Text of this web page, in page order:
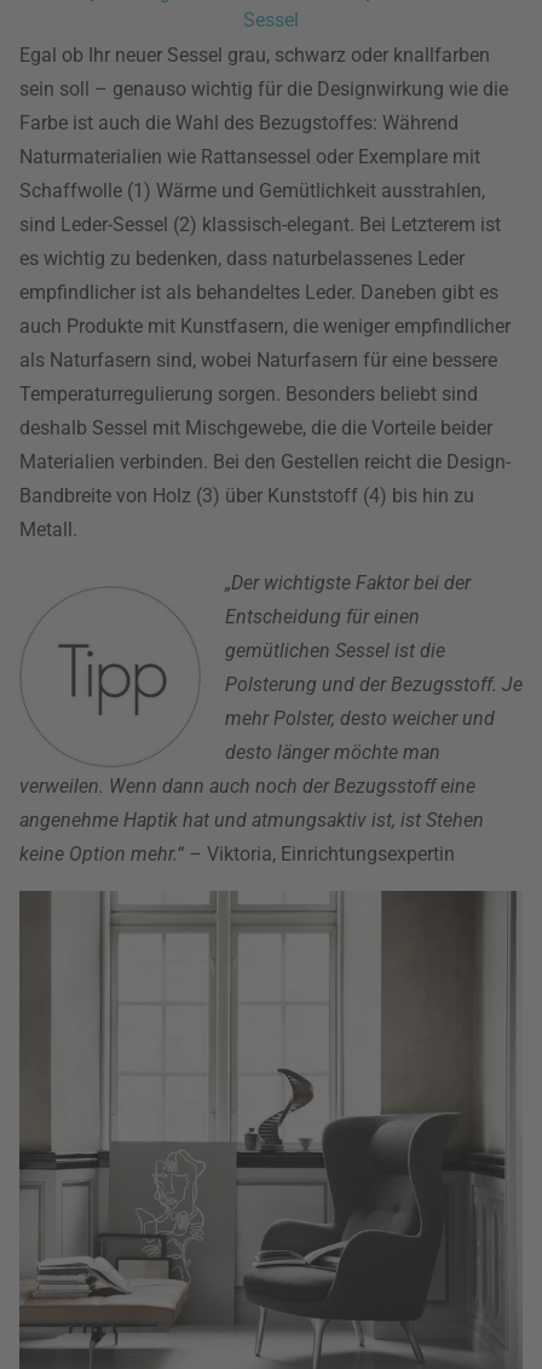
Sessel
Egal ob Ihr neuer Sessel grau, schwarz oder knallfarben
sein soll – genauso wichtig für die Designwirkung wie die
Farbe ist auch die Wahl des Bezugstoffes: Während
Naturmaterialien wie Rattansessel oder Exemplare mit
Schaffwolle (1) Wärme und Gemütlichkeit ausstrahlen,
sind Leder-Sessel (2) klassisch-elegant. Bei Letzterem ist
es wichtig zu bedenken, dass naturbelassenes Leder
empfindlicher ist als behandeltes Leder. Daneben gibt es
auch Produkte mit Kunstfasern, die weniger empfindlicher
als Naturfasern sind, wobei Naturfasern für eine bessere
Temperaturregulierung sorgen. Besonders beliebt sind
deshalb Sessel mit Mischgewebe, die die Vorteile beider
Materialien verbinden. Bei den Gestellen reicht die Design-
Bandbreite von Holz (3) über Kunststoff (4) bis hin zu
Metall.
„Der wichtigste Faktor bei der
Entscheidung für einen
gemütlichen Sessel ist die
Polsterung und der Bezugsstoff. Je
mehr Polster, desto weicher und
desto länger möchte man
verweilen. Wenn dann auch noch der Bezugsstoff eine
angenehme Haptik hat und atmungsaktiv ist, ist Stehen
keine Option mehr.“ – Viktoria, Einrichtungsexpertin